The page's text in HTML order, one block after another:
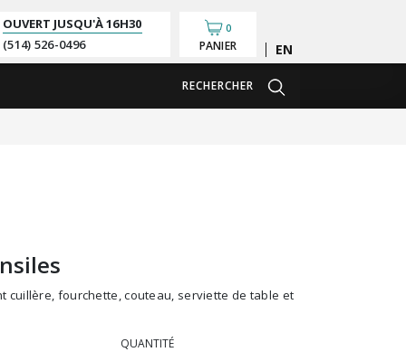
OUVERT JUSQU'À16H30
(514) 526-0496
0
PANIER English
RECHERCHER
QUANTITÉ